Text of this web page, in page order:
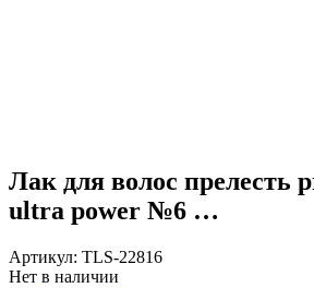
Лак для волос прелесть
ultra power №6 …
Артикул: TLS-22816
Нет в наличии